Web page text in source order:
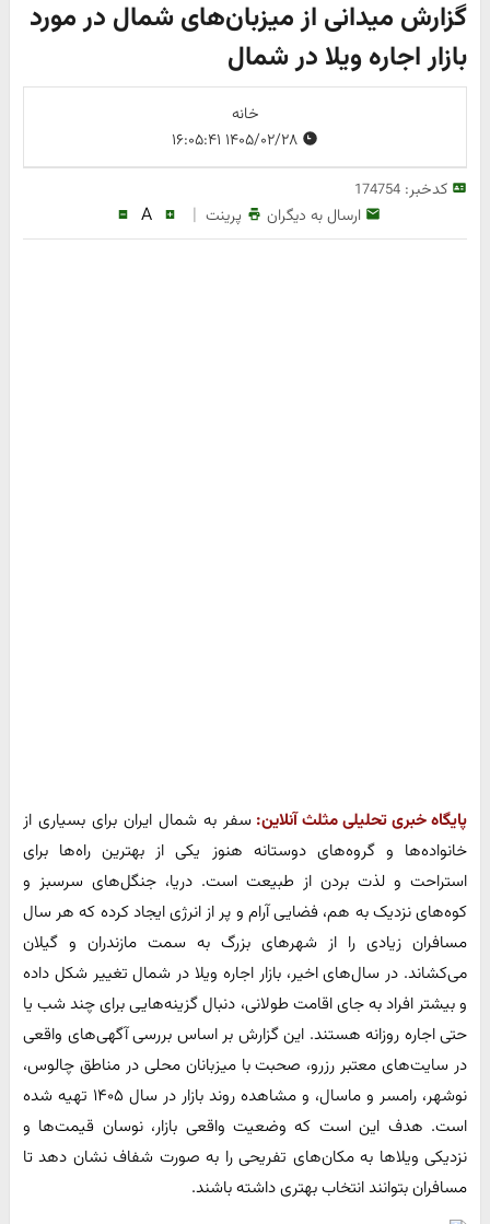
گزارش میدانی از میزبان‌های شمال در مورد
بازار اجاره ویلا در شمال
خانه
کدخبر:174754
ارسال به دیگران پرینت |
A
پایگاه خبری تحلیلی مثلث آنلاین: سفر به شمال ایران برای بسیاری از
خانواده‌ها و گروه‌های دوستانه هنوز یکی از بهترین راه‌ها برای
استراحت و لذت بردن از طبیعت است. دریا، جنگل‌های سرسبز و
کوه‌های نزدیک به هم، فضایی آرام و پر از انرژی ایجاد کرده که هر سال
مسافران زیادی را از شهرهای بزرگ به سمت مازندران و گیلان
می‌کشاند. در سال‌های اخیر، بازار اجاره ویلا در شمال تغییر شکل داده
و بیشتر افراد به جای اقامت طولانی، دنبال گزینه‌هایی برای چند شب یا
حتی اجاره روزانه هستند. این گزارش بر اساس بررسی آگهی‌های واقعی
در سایت‌های معتبر رزرو، صحبت با میزبانان محلی در مناطق چالوس،
نوشهر، رامسر و ماسال، و مشاهده روند بازار در سال ۱۴۰۵ تهیه شده
است. هدف این است که وضعیت واقعی بازار، نوسان قیمت‌ها و
نزدیکی ویلاها به مکان‌های تفریحی را به صورت شفاف نشان دهد تا
مسافران بتوانند انتخاب بهتری داشته باشند.